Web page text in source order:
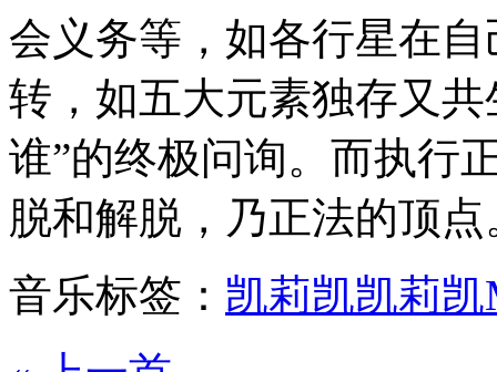
会义务等，如各行星在
转，如五大元素独存又
谁”的终极问询。而执行
脱和解脱，乃正法的顶点
音乐标签： 凯莉凯凯莉凯